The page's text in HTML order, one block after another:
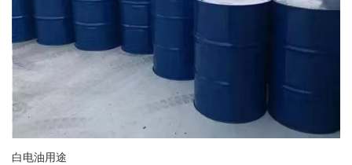
白电油用途